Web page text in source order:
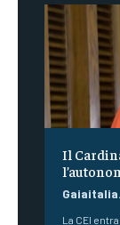
Il
La CEI